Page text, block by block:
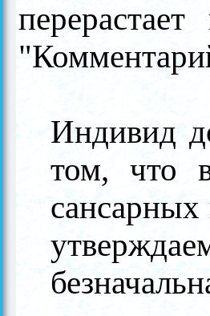
Индивид
том, что